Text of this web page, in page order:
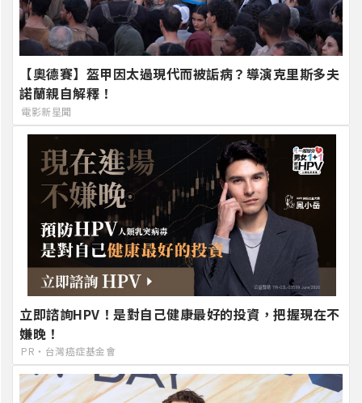
【奧德賽】盔甲因太過現代而被詬病？導演克里斯多夫
諾蘭親自解釋！
電影新星聞
立即諮詢HPV！是對自己健康最好的投資，把握現在不
嫌晚！
PR・台灣癌症基金會